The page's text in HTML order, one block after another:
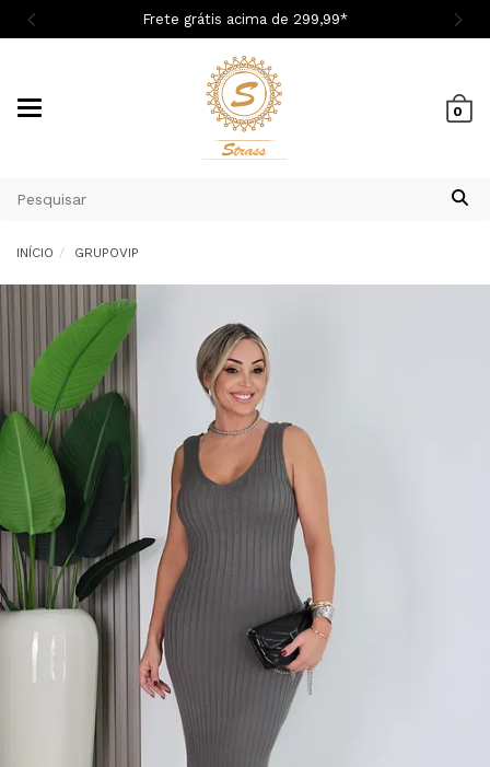
Cupom 1ª Compra BEMVINDASM
0
INÍCIO GRUPOVIP